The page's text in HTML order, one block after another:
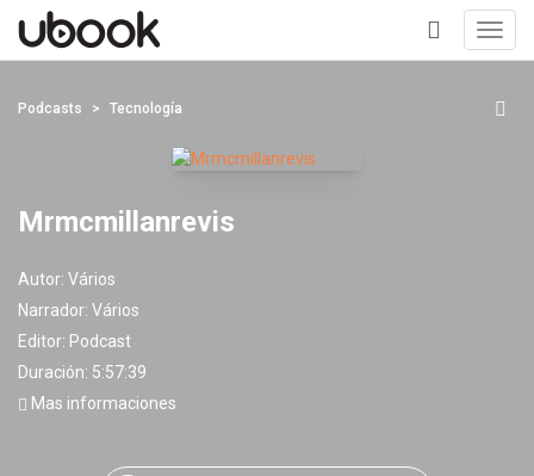
+
Podcasts Tecnología
Mrmcmillanrevis
Autor: Vários
Narrador: Vários
Editor: Podcast
Duración: 5:57:39
Mas informaciones